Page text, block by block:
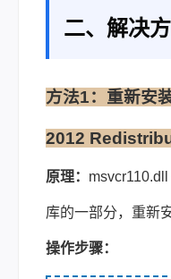
二、解决
方法1：重新安
2012
原理：
库的一部分，重新
操作步骤：